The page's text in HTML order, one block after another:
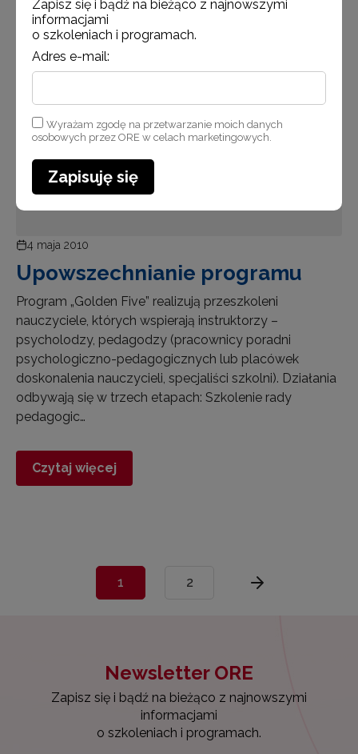
Aktualności
4 maja 2010
Upowszechnianie programu
Program „Golden Five” realizują przeszkoleni
nauczyciele, których wspierają instruktorzy –
psycholodzy, pedagodzy (pracownicy poradni
psychologiczno-pedagogicznych lub placówek
doskonalenia nauczycieli, specjaliści szkolni). Działania
odbywają się w trzech etapach: Szkolenie rady
pedagogic…
Czytaj więcej
1 2
Newsletter ORE
Zapisz się i bądź na bieżąco z najnowszymi
informacjami
o szkoleniach i programach.
Zapisz się i bądź na bieżąco z najnowszymi
informacjami
o szkoleniach i programach.
Adres e-mail:
Wyrażam zgodę na przetwarzanie moich danych
osobowych przez ORE w celach marketingowych.
Zapisuję się